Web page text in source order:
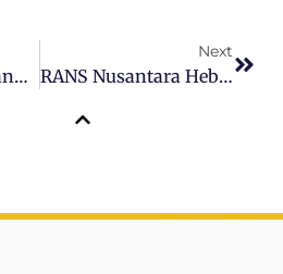
Bahlil: Izin Tambang Koperasi Mulai Dibagikan Desember
Next
RANS Nusantara Hebat Raffi Ahmad–Kaesang Kini Jadi Lapangan Padel